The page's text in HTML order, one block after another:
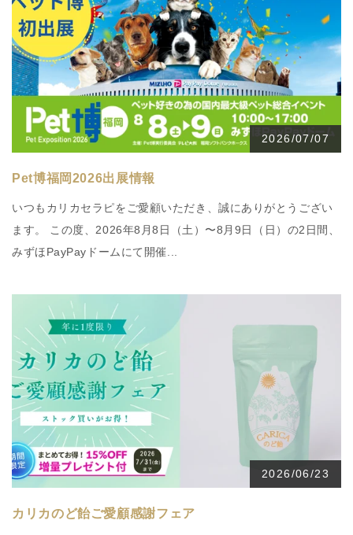
2026/07/07
Pet博福岡2026出展情報
いつもカリカセラピをご愛顧いただき、誠にありがとうござい
ます。 この度、2026年8月8日（土）〜8月9日（日）の2日間、
みずほPayPayドームにて開催...
2026/06/23
カリカのど飴ご愛顧感謝フェア